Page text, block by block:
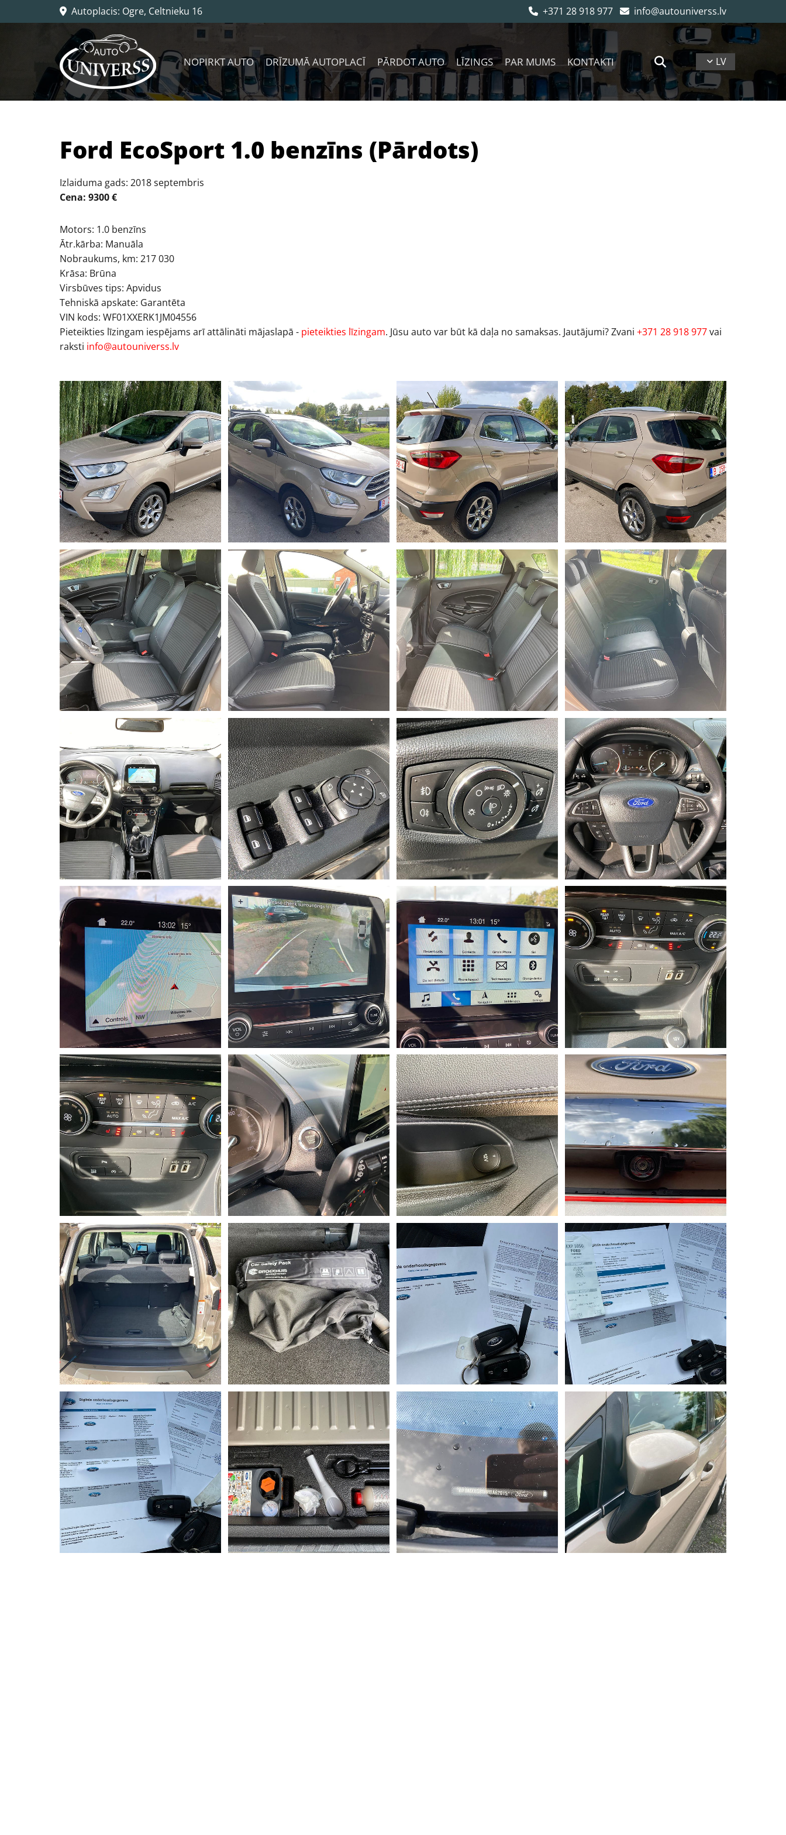
 Autoplacis: Ogre, Celtnieku 16  +371 28 918 977  info@autouniverss.lv
NOPIRKT AUTO DRĪZUMĀ AUTOPLACĪ PĀRDOT AUTO LĪZINGS PAR MUMS KONTAKTI LV
Ford EcoSport 1.0 benzīns (Pārdots)
Izlaiduma gads: 2018 septembris
Cena: 9300 €
Motors: 1.0 benzīns
Ātr.kārba: Manuāla
Nobraukums, km: 217 030
Krāsa: Brūna
Virsbūves tips: Apvidus
Tehniskā apskate: Garantēta
VIN kods: WF01XXERK1JM04556
Pieteikties līzingam iespējams arī attālināti mājaslapā - pieteikties līzingam. Jūsu auto var būt kā daļa no samaksas. Jautājumi? Zvani +371 28 918 977vai
raksti info@autouniverss.lv